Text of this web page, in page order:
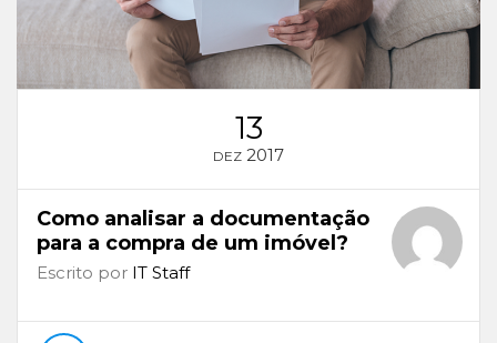
13
DEZ 2017
Como analisar a documentação
para a compra de um imóvel?
Escrito por IT Staff